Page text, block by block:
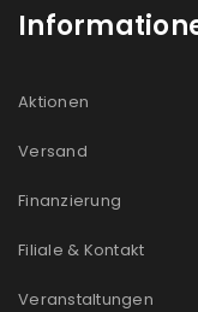
Aktionen
Versand
Finanzierung
Filiale & Kontakt
Veranstaltungen